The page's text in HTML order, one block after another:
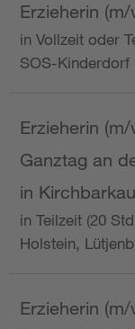
Erzieherin
in Vollzeit oder
SOS-
Erzieherin
Ganztag an
in Kirchbarkau
in Teilzeit (20
Holstein,
Erzieherin